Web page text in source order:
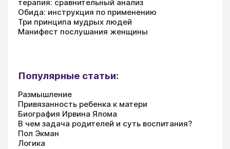
терапия: сравнительный анализ
Обида: инструкция по применению
Три принципа мудрых людей
Манифест послушания женщины
Популярные статьи:
Размышление
Привязанность ребенка к матери
Биография Ирвина Ялома
В чем задача родителей и суть воспитания?
Пол Экман
Логика